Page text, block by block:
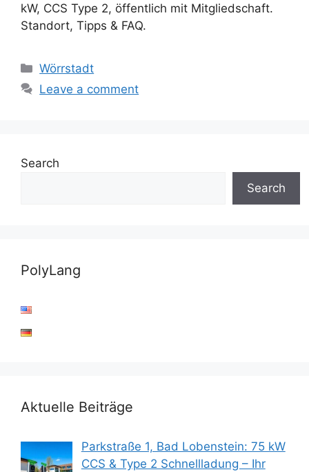
kW, CCS Type 2, öffentlich mit Mitgliedschaft.
Standort, Tipps & FAQ.
Categories
Wörrstadt
Leave a comment
Search
Search
PolyLang
Aktuelle Beiträge
Parkstraße 1, Bad Lobenstein: 75 kW
CCS & Type 2 Schnellladung – Ihr